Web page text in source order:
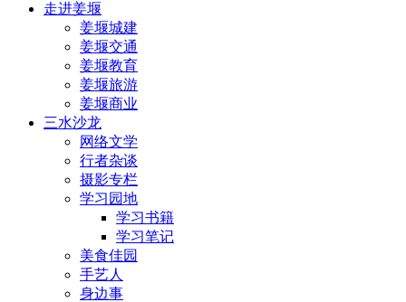
走进姜堰
姜堰城建
姜堰交通
姜堰教育
姜堰旅游
姜堰商业
三水沙龙
网络文学
行者杂谈
摄影专栏
学习园地
学习书籍
学习笔记
美食佳园
手艺人
身边事